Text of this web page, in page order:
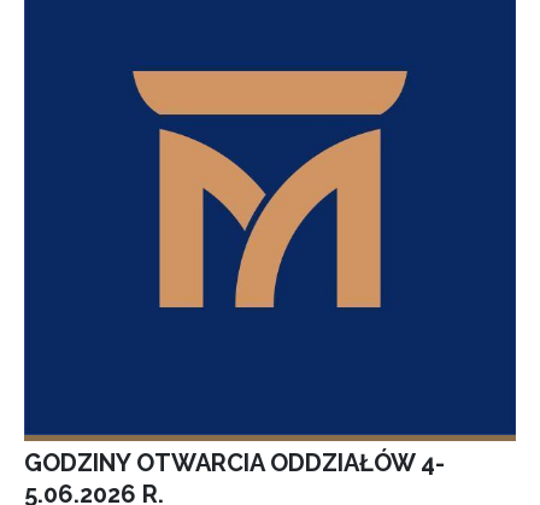
GODZINY OTWARCIA ODDZIAŁÓW 4-
5.06.2026 R.